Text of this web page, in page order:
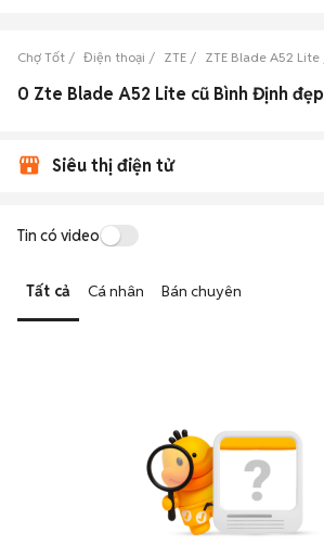
Chợ Tốt Điện thoại ZTE ZTE Blade A52 Lite
0 Zte Blade A52 Lite cũ Bình Định đẹp
Siêu thị điện tử
Tin có video
Tất cả Cá nhân Bán chuyên